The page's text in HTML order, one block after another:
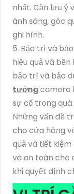
nhất. Cần lưu ý
ánh sáng, góc
ghi hình.
5. Bảo trì và
hiệu quả và
bảo trì và bảo
tưởngcamera
sự cố trong
Những vấn đề
cho cửa hàng
quả và tiết
và an toàn cho
khi quyết định